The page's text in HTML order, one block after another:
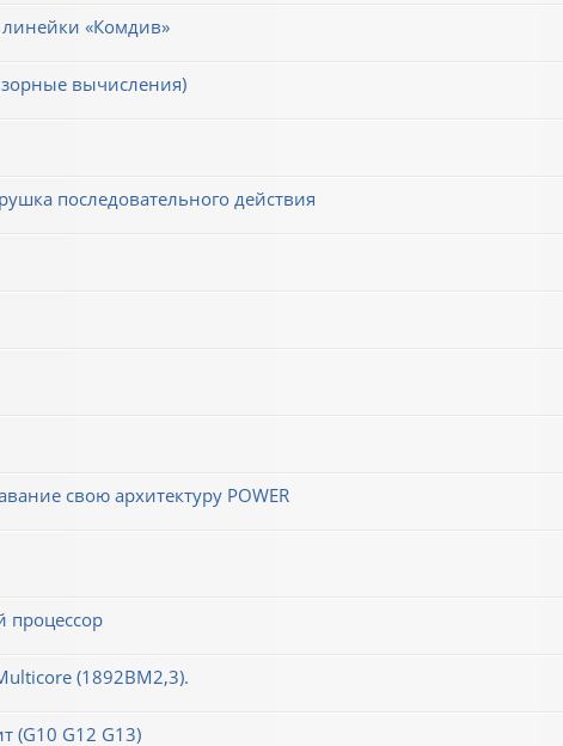
«Комдив»
вычисления)
последовательного действия
свою архитектуру POWER
процессор
(1892ВМ2,3).
(G10 G12 G13)